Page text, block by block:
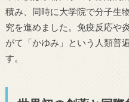
積み、同時に大学院で分子生
究を進めました。免疫反応や
がて「かゆみ」という人類普
す。